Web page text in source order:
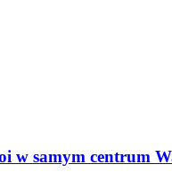
w samym centrum